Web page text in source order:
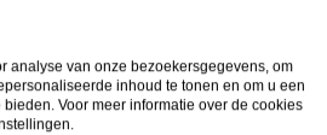
– Magazine Brochure rek
analyse van onze bezoekersgegevens, om
inhoud te tonen en om u een
Voor meer informatie over de cookies